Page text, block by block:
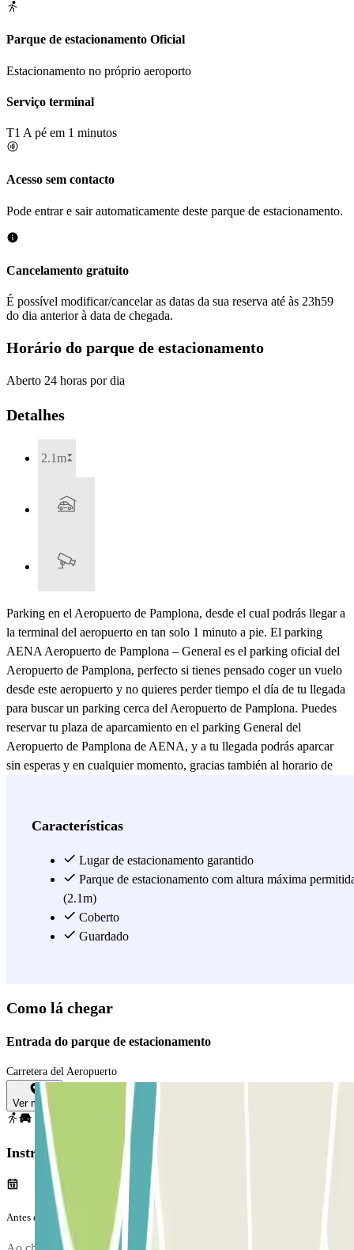
Parque de estacionamento Oficial
Estacionamento no próprio aeroporto
Serviço terminal
T1 A pé em 1 minutos
Acesso sem contacto
Pode entrar e sair automaticamente deste parque de estacionamento.
Cancelamento gratuito
É possível modificar/cancelar as datas da sua reserva até às 23h59
do dia anterior à data de chegada.
Horário do parque de estacionamento
Aberto 24 horas por dia
Detalhes
2.1m
Parking en el Aeropuerto de Pamplona, desde el cual podrás llegar a
la terminal del aeropuerto en tan solo 1 minuto a pie. El parking
AENA Aeropuerto de Pamplona – General es el parking oficial del
Aeropuerto de Pamplona, perfecto si tienes pensado coger un vuelo
desde este aeropuerto y no quieres perder tiempo el día de tu llegada
para buscar un parking cerca del Aeropuerto de Pamplona. Puedes
reservar tu plaza de aparcamiento en el parking General del
Aeropuerto de Pamplona de AENA, y a tu llegada podrás aparcar
sin esperas y en cualquier momento, gracias también al horario de
garantiza la mayor comodidad y seguridad para tu vehículo, gracias
dejar tu coche y disfrutar de tu viaje. Aparcar cerca del Aeropuerto
de Pamplona nunca ha sido tan fácil gracias al parking AENA
General del Aeropuerto de Pamplona, a sus económicas tarifas, y al
gran número de plazas de aparcamiento cubiertas que ofrece.
Ver mais
Características
Lugar de estacionamento garantido
Parque de estacionamento com altura máxima
(2.1m)
Coberto
Guardado
Como lá chegar
Entrada do parque de estacionamento
Carretera del Aeropuerto
Ver mapa
Instruções
Antes da tua viagem